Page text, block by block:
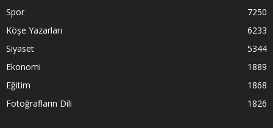
Spor
7250
Köşe Yazarları
6233
Siyaset
5344
Ekonomi
1889
Eğitim
1868
Fotoğrafların Dili
1826